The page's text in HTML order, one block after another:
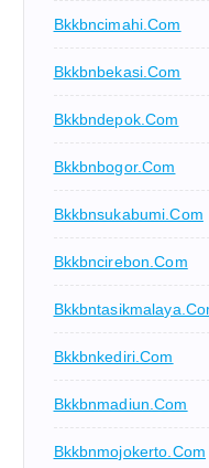
Bkkbncimahi.com
Bkkbnbekasi.com
Bkkbndepok.com
Bkkbnbogor.com
Bkkbnsukabumi.com
Bkkbncirebon.com
Bkkbnkediri.com
Bkkbnmadiun.com
Bkkbnmojokerto.com